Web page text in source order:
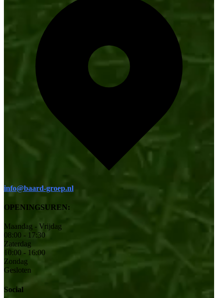
info@baard-groep.nl
OPENINGSUREN:
Maandag - Vrijdag
08:00 - 17:30
Zaterdag
10:00 - 16:00
Zondag
Gesloten
Social